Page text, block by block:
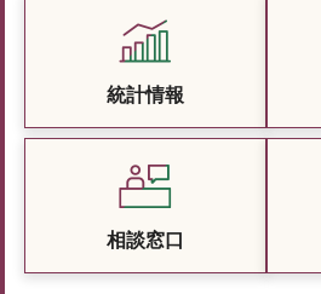
統計情報
相談窓口